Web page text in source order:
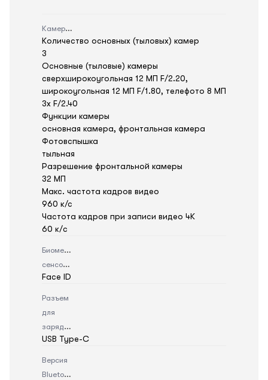
Камера
Количество основных (тыловых) камер
3
Основные (тыловые) камеры
сверхширокоугольная 12 МП F/2.20,
широкоугольная 12 МП F/1.80, телефото 8 МП
3x F/2.40
Функции камеры
основная камера, фронтальная камера
Фотовспышка
тыльная
Разрешение фронтальной камеры
32 МП
Макс. частота кадров видео
960 к/с
Частота кадров при записи видео 4K
60 к/c
Биометрический
сенсор
Face ID
Разъем
для
зарядки
USB Type-C
Версия
Bluetooth